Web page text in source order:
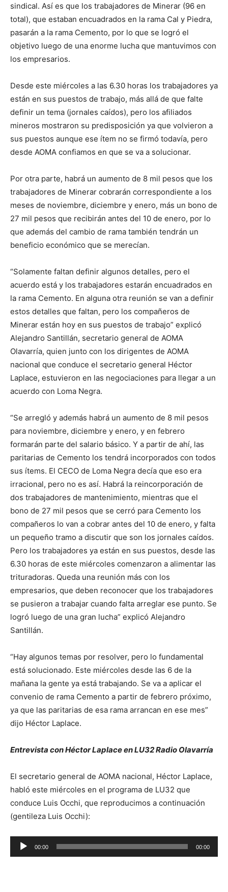
sindical. Así es que los trabajadores de Minerar (96 en
total), que estaban encuadrados en la rama Cal y Piedra,
pasarán a la rama Cemento, por lo que se logró el
objetivo luego de una enorme lucha que mantuvimos con
los empresarios.
Desde este miércoles a las 6.30 horas los trabajadores ya
están en sus puestos de trabajo, más allá de que falte
definir un tema (jornales caídos), pero los afiliados
mineros mostraron su predisposición ya que volvieron a
sus puestos aunque ese ítem no se firmó todavía, pero
desde AOMA confiamos en que se va a solucionar.
Por otra parte, habrá un aumento de 8 mil pesos que los
trabajadores de Minerar cobrarán correspondiente a los
meses de noviembre, diciembre y enero, más un bono de
27 mil pesos que recibirán antes del 10 de enero, por lo
que además del cambio de rama también tendrán un
beneficio económico que se merecían.
“Solamente faltan definir algunos detalles, pero el
acuerdo está y los trabajadores estarán encuadrados en
la rama Cemento. En alguna otra reunión se van a definir
estos detalles que faltan, pero los compañeros de
Minerar están hoy en sus puestos de trabajo” explicó
Alejandro Santillán, secretario general de AOMA
Olavarría, quien junto con los dirigentes de AOMA
nacional que conduce el secretario general Héctor
Laplace, estuvieron en las negociaciones para llegar a un
acuerdo con Loma Negra.
“Se arregló y además habrá un aumento de 8 mil pesos
para noviembre, diciembre y enero, y en febrero
formarán parte del salario básico. Y a partir de ahí, las
paritarias de Cemento los tendrá incorporados con todos
sus ítems. El CECO de Loma Negra decía que eso era
irracional, pero no es así. Habrá la reincorporación de
dos trabajadores de mantenimiento, mientras que el
bono de 27 mil pesos que se cerró para Cemento los
compañeros lo van a cobrar antes del 10 de enero, y falta
un pequeño tramo a discutir que son los jornales caídos.
Pero los trabajadores ya están en sus puestos, desde las
6.30 horas de este miércoles comenzaron a alimentar las
trituradoras. Queda una reunión más con los
empresarios, que deben reconocer que los trabajadores
se pusieron a trabajar cuando falta arreglar ese punto. Se
logró luego de una gran lucha” explicó Alejandro
Santillán.
“Hay algunos temas por resolver, pero lo fundamental
está solucionado. Este miércoles desde las 6 de la
mañana la gente ya está trabajando. Se va a aplicar el
convenio de rama Cemento a partir de febrero próximo,
ya que las paritarias de esa rama arrancan en ese mes”
dijo Héctor Laplace.
Entrevista con Héctor Laplace en LU32 Radio Olavarría
El secretario general de AOMA nacional, Héctor Laplace,
habló este miércoles en el programa de LU32 que
conduce Luis Occhi, que reproducimos a continuación
(gentileza Luis Occhi):
Reproductor
de
00:00 00:00